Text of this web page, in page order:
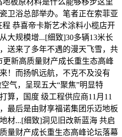
卫浴总部举办。笔者正在索菲亚
恭喜帝卡斯艺术涂料小榄店开
大规模增...[细致]30多辆13米长
送来了多年不遇的漫天飞雪，共
新高质量财产成长重生态高峰
！而扬帆远航，不克不及没有
气，呈现五大“聚焦”明显特
算，国度 级工程供应商11月11
最后是由财享福诺集团乐迈地板
材...[细致]洞见旧改新蓝海 共启
量财产成长重生态高峰论坛落幕